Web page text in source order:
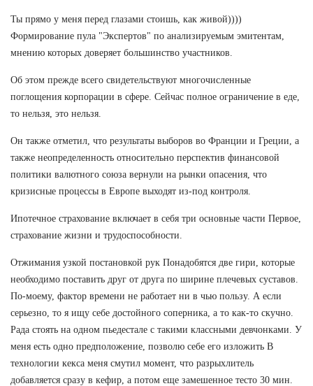
Ты прямо у меня перед глазами стоишь, как живой))))
Формирование пула "Экспертов" по анализируемым эмитентам,
мнению которых доверяет большинство участников.
Об этом прежде всего свидетельствуют многочисленные
поглощения корпорации в сфере. Сейчас полное ограничение в еде,
то нельзя, это нельзя.
Он также отметил, что результаты выборов во Франции и Греции, а
также неопределенность относительно перспектив финансовой
политики валютного союза вернули на рынки опасения, что
кризисные процессы в Европе выходят из-под контроля.
Ипотечное страхование включает в себя три основные части Первое,
страхование жизни и трудоспособности.
Отжимания узкой постановкой рук Понадобятся две гири, которые
необходимо поставить друг от друга по ширине плечевых суставов.
По-моему, фактор времени не работает ни в чью пользу. А если
серьезно, то я ищу себе достойного соперника, а то как-то скучно.
Рада стоять на одном пьедестале с такими классными девчонками. У
меня есть одно предположение, позволю себе его изложить В
технологии кекса меня смутил момент, что разрыхлитель
добавляется сразу в кефир, а потом еще замешенное тесто 30 мин.